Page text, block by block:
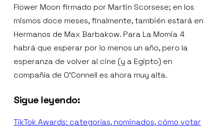
Flower Moon firmado por Martin Scorsese; en los
mismos doce meses, finalmente, también estará en
Hermanos de Max Barbakow. Para La Momia 4
habrá que esperar por lo menos un año, pero la
esperanza de volver al cine (y a Egipto) en
compañía de O’Connell es ahora muy alta.
Sigue leyendo:
TikTok Awards: categorías, nominados, cómo votar